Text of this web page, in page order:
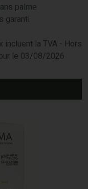
palme
garanti
incluent la TVA - Hors
le 03/08/2026